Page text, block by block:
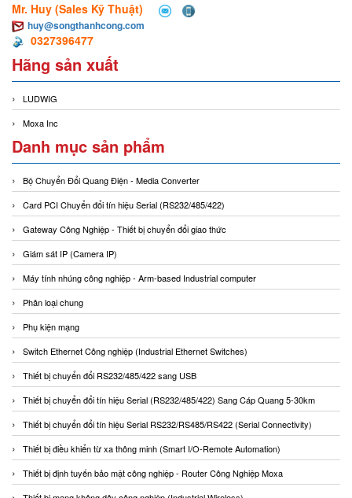
Mr. Huy (Sales Kỹ Thuật)
huy@songthanhcong.com
0327396477
Hãng sản xuất
LUDWIG
Moxa Inc
Danh mục sản phẩm
Bộ Chuyển Đổi Quang Điện - Media Converter
Card PCI Chuyển đổi tín hiệu Serial (RS232/485/422)
Gateway Công Nghiệp - Thiết bị chuyển đổi giao thức
Giám sát IP (Camera IP)
Máy tính nhúng công nghiệp - Arm-based Industrial computer
Phân loại chung
Phụ kiện mạng
Switch Ethernet Công nghiệp (Industrial Ethernet Switches)
Thiết bị chuyển đổi RS232/485/422 sang USB
Thiết bị chuyển đổi tín hiệu Serial (RS232/485/422) Sang Cáp Quang 5-30km
Thiết bị chuyển đổi tín hiệu Serial RS232/RS485/RS422 (Serial Connectivity)
Thiết bị điều khiển từ xa thông minh (Smart I/O-Remote Automation)
Thiết bị định tuyến bảo mật công nghiệp - Router Công Nghiệp Moxa